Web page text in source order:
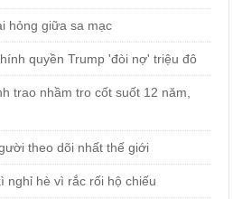
hỏng giữa sa mạc
quyền Trump 'đòi nợ' triệu đô
trao nhầm tro cốt suốt 12 năm,
theo dõi nhất thế giới
nghỉ hè vì rắc rối hộ chiếu